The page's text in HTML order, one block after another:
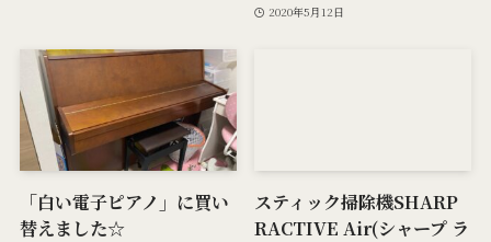
2020年5月12日
「白い電子ピアノ」に買い
替えました☆
スティック掃除機SHARP
RACTIVE Air(シャープ ラ